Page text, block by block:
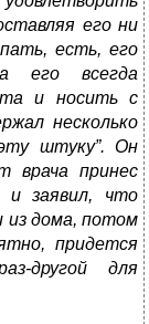
его ни
есть, его
его всегда
и носить с
несколько
штуку”. Он
врача принес
заявил, что
из дома, потом
придется
другой для